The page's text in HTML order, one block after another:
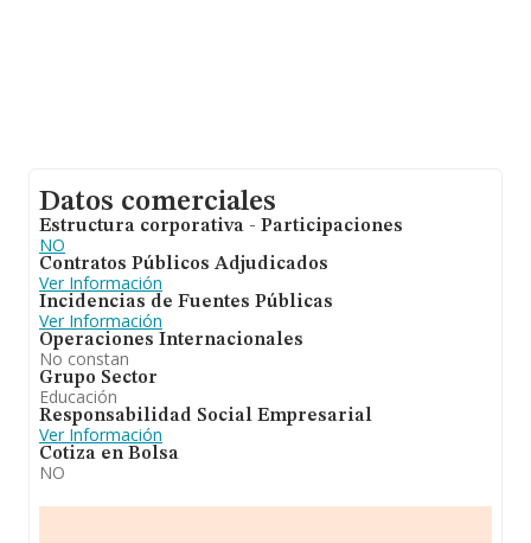
Datos comerciales
Estructura corporativa - Participaciones
NO
Contratos Públicos Adjudicados
Ver Información
Incidencias de Fuentes Públicas
Ver Información
Operaciones Internacionales
No constan
Grupo Sector
Educación
Responsabilidad Social Empresarial
Ver Información
Cotiza en Bolsa
NO